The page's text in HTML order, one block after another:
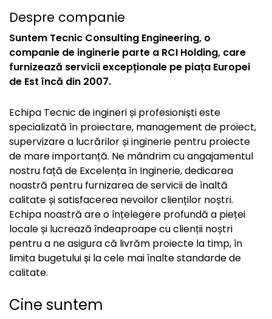
Despre companie
Suntem Tecnic Consulting Engineering, o
companie de inginerie parte a RCI Holding, care
furnizează servicii excepționale pe piața Europei
de Est încă din 2007.
Echipa Tecnic de ingineri și profesioniști este
specializată în proiectare, management de proiect,
supervizare a lucrărilor și inginerie pentru proiecte
de mare importanță. Ne mândrim cu angajamentul
nostru față de Excelența în Inginerie, dedicarea
noastră pentru furnizarea de servicii de înaltă
calitate și satisfacerea nevoilor clienților noștri.
Echipa noastră are o înțelegere profundă a pieței
locale și lucrează îndeaproape cu clienții noștri
pentru a ne asigura că livrăm proiecte la timp, în
limita bugetului și la cele mai înalte standarde de
calitate.
Cine suntem